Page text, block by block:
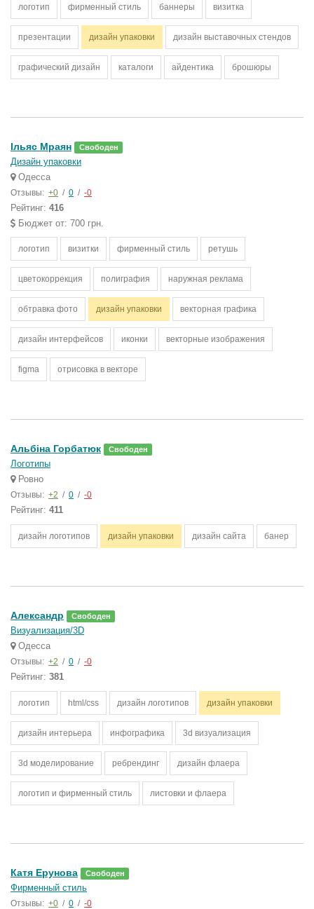
логотип фирменный стиль баннеры визитка
презентации дизайн упаковки дизайн выставочных стендов
графический дизайн каталоги айдентика брошюры
Ільяс Мраян Свободен
Дизайн упаковки
Одесса
Отзывы: +0 / 0 / -0
Рейтинг: 416
Бюджет от: 700 грн.
логотип визитки фирменный стиль ретушь
цветокоррекция полиграфия наружная реклама
обтравка фото дизайн упаковки векторная графика
дизайн интерфейсов иконки векторные изображения
figma отрисовка в векторе
Альбіна Горбатюк Свободен
Логотипы
Ровно
Отзывы: +2 / 0 / -0
Рейтинг: 411
дизайн логотипов дизайн упаковки дизайн сайта банер
Александр Свободен
Визуализация/3D
Одесса
Отзывы: +2 / 0 / -0
Рейтинг: 381
логотип html/css дизайн логотипов дизайн упаковки
дизайн интерьера инфографика 3d визуализация
3d моделирование ребрендинг дизайн флаера
логотип и фирменный стиль листовки и флаера
Катя Ерунова Свободен
Фирменный стиль
Отзывы: +0 / 0 / -0